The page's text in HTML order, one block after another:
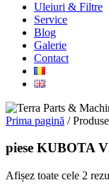
Uleiuri & Filtre
Service
Blog
Galerie
Contact
Prima pagină /
piese KUBOTA
Afișez toate cele 2